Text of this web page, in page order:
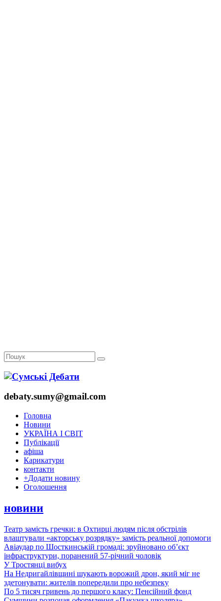
debaty.sumy@gmail.com
Головна
Новини
УКРАЇНА І СВІТ
Публікації
афіша
Карикатури
контакти
+Додати новину
Оголошення
новини
Театр замість гречки: в Охтирці людям після обстрілів
влаштували «акторську розрядку» замість реальної допомоги
Авіаудар по Шосткинській громаді: зруйновано об’єкт
інфраструктури, поранений 57-річний чоловік
У Тростянці вибух
На Недригайлівщині шукають ворожий дрон, який міг не
здетонувати: жителів попередили про небезпеку
По 5 тисяч гривень до першого класу: Пенсійний фонд